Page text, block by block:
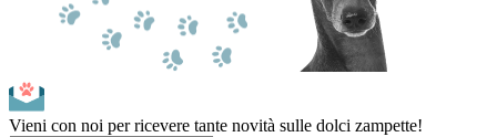
Vieni con noi per ricevere tante novità sulle dolci zampette!